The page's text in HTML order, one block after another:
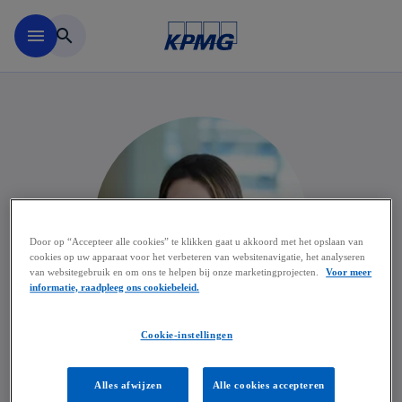
menu search
Kathleen Veugelen
Door op “Accepteer alle cookies” te klikken gaat u akkoord met het opslaan van
cookies op uw apparaat voor het verbeteren van websitenavigatie, het analyseren
van websitegebruik en om ons te helpen bij onze marketingprojecten.
Voor meer
informatie, raadpleeg ons cookiebeleid.
Cookie-instellingen
Alles afwijzen Alle cookies accepteren